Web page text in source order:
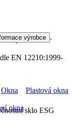
11)
EN 12210:1999-
sklo ESG
výrobce .
Okna
Plastová okna
okna